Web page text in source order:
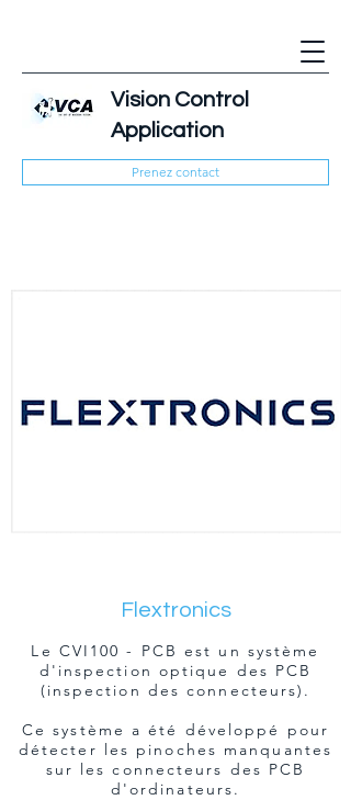
Vision Control
Application
Prenez contact
Flextronics
Le CVI100 - PCB est un système
d'inspection optique des PCB
(inspection des connecteurs).
Ce système a été développé pour
détecter les pinoches manquantes
sur les connecteurs des PCB
d'ordinateurs.